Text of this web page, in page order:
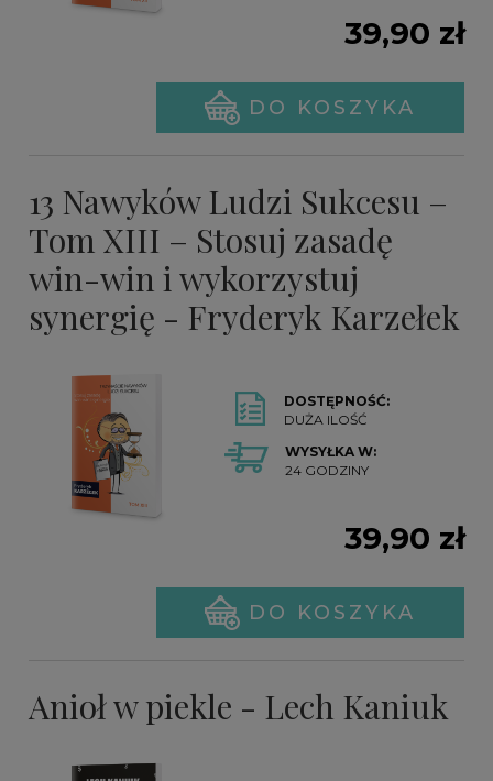
39,90 zł
DO KOSZYKA
13 Nawyków Ludzi Sukcesu –
Tom XIII – Stosuj zasadę
win-win i wykorzystuj
synergię - Fryderyk Karzełek
DOSTĘPNOŚĆ:
DUŻA ILOŚĆ
WYSYŁKA W:
24 GODZINY
39,90 zł
DO KOSZYKA
Anioł w piekle - Lech Kaniuk